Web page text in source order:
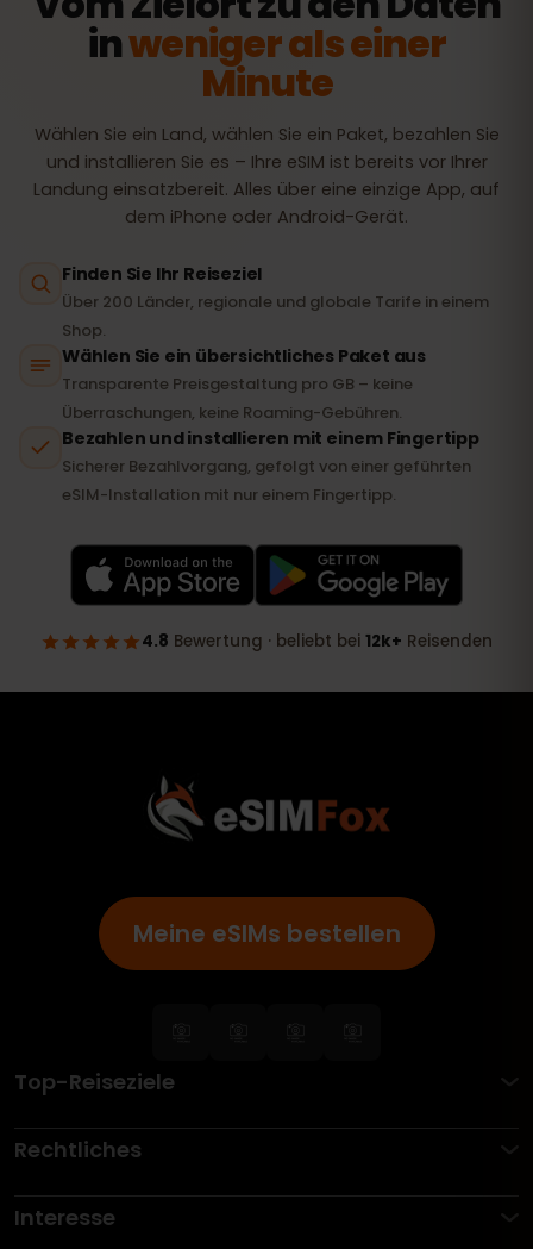
Meine eSIMs bestellen
Top-Reiseziele
Rechtliches
Interesse